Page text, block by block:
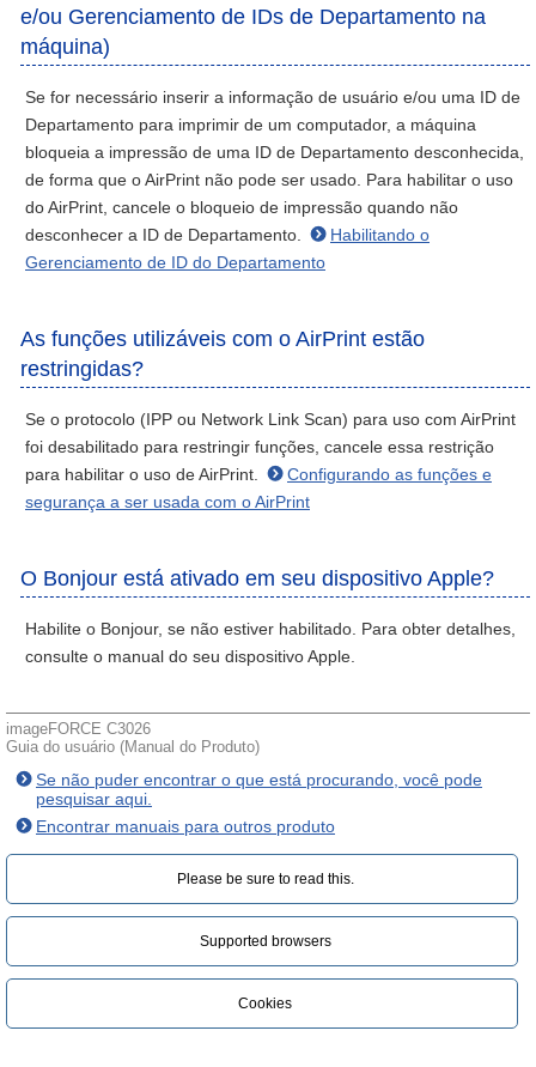
e/ou Gerenciamento de IDs de Departamento na
máquina)
Se for necessário inserir a informação de usuário e/ou uma ID de
Departamento para imprimir de um computador, a máquina
bloqueia a impressão de uma ID de Departamento desconhecida,
de forma que o AirPrint não pode ser usado. Para habilitar o uso
do AirPrint, cancele o bloqueio de impressão quando não
desconhecer a ID de Departamento.
Habilitando o
Gerenciamento de ID do Departamento
As funções utilizáveis com o AirPrint estão
restringidas?
Se o protocolo (IPP ou Network Link Scan) para uso com AirPrint
foi desabilitado para restringir funções, cancele essa restrição
para habilitar o uso de AirPrint.
Configurando as funções e
segurança a ser usada com o AirPrint
O Bonjour está ativado em seu dispositivo Apple?
Habilite o Bonjour, se não estiver habilitado. Para obter detalhes,
consulte o manual do seu dispositivo Apple.
imageFORCE C3026
Guia do usuário (Manual do Produto)
Se não puder encontrar o que está procurando, você pode
pesquisar aqui.
Encontrar manuais para outros produto
Please be sure to read this.‎
Supported browsers
Cookies